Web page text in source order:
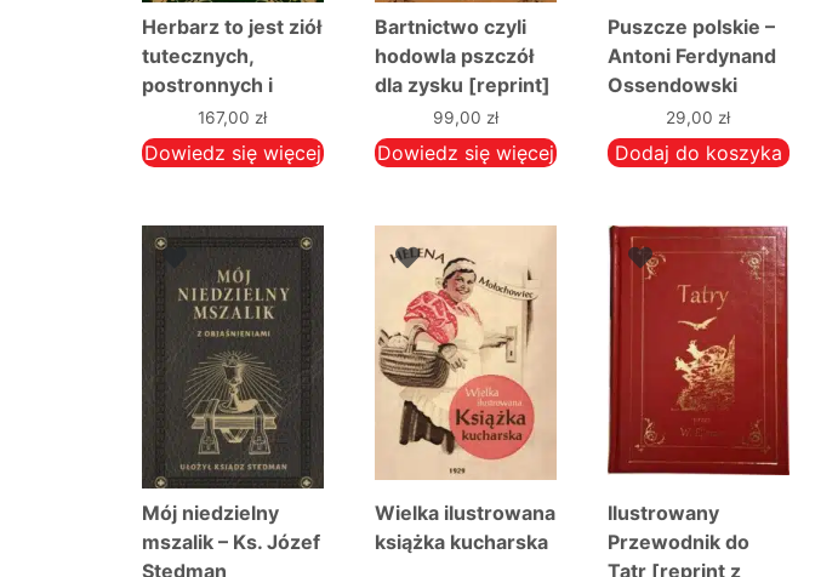
Herbarz to jest ziół
tutecznych,
postronnych i
zamorski
167,00zł
Dowiedz się więcej
Bartnictwo czyli
hodowla pszczół
dla zysku [reprint]
– Ciesielski Teofil
99,00 zł
Dowiedz się więcej
Puszcze polskie –
Antoni Ferdynand
Ossendowski
29,00zł
Dodaj do koszyka
Mój niedzielny
mszalik – Ks. Józef
Stedman
Wielka ilustrowana
książka kucharska
Ilustrowany
Przewodnik do
Tatr [reprint z